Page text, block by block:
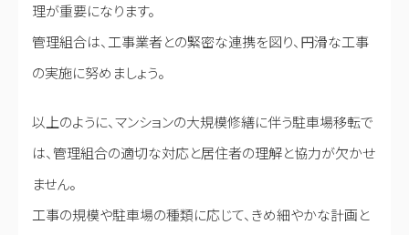
理が重要になります。
管理組合は、工事業者との緊密な連携を図り、円滑な工事
の実施に努めましょう。
以上のように、マンションの大規模修繕に伴う駐車場移転で
は、管理組合の適切な対応と居住者の理解と協力が欠かせ
ません。
工事の規模や駐車場の種類に応じて、きめ細やかな計画と